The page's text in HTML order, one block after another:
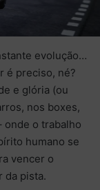
evolução…
é preciso, né?
e glória (ou
nos boxes,
onde o trabalho
humano se
vencer o
da pista.